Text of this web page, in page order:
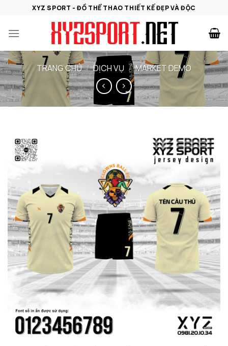
nội
XYZ SPORT - ĐỒ THỂ THAO THIẾT KẾ ĐẸP VÀ ĐỘC
TRANG CHỦ / DỊCH VỤ / MARKET DEMO